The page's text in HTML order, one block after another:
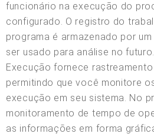
funcionário na execução do
configurado. O registro do
programa é armazenado por
ser usado para análise no
Execução fornece
permitindo que você monitore
execução em seu sistema. No
monitoramento de tempo de
as informações em forma